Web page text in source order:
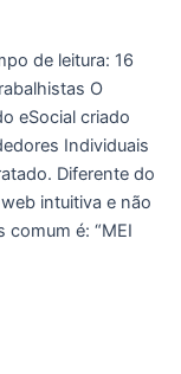
de leitura: 16
O
eSocial criado
Individuais
Diferente do
intuitiva e não
comum é: “MEI